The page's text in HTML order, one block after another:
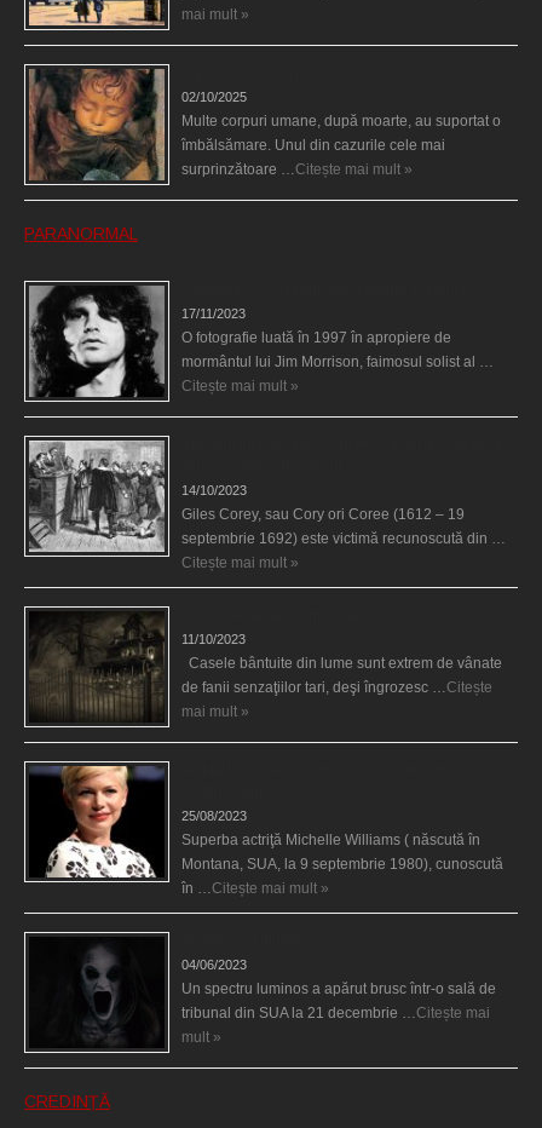
mai mult »
02/10/2025
Multe corpuri umane, după moarte, au suportat o
îmbălsămare. Unul din cazurile cele mai
surprinzătoare …Citește mai mult »
PARANORMAL
17/11/2023
O fotografie luată în 1997 în apropiere de
mormântul lui Jim Morrison, faimosul solist al …
Citește mai mult »
14/10/2023
Giles Corey, sau Cory ori Coree (1612 – 19
septembrie 1692) este victimă recunoscută din …
Citește mai mult »
11/10/2023
Casele bântuite din lume sunt extrem de vânate
de fanii senzaţiilor tari, deşi îngrozesc …Citește
mai mult »
25/08/2023
Superba actriţă Michelle Williams ( născută în
Montana, SUA, la 9 septembrie 1980), cunoscută
în …Citește mai mult »
04/06/2023
Un spectru luminos a apărut brusc într-o sală de
tribunal din SUA la 21 decembrie …Citește mai
mult »
CREDINȚĂ